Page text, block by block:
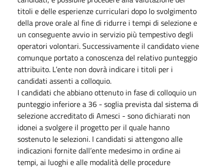
titoli e delle esperienze curriculari dopo lo svolgimento
della prove orale al fine di ridurre i tempi di selezione e
un conseguente avvio in servizio più tempestivo degli
operatori volontari. Successivamente il candidato viene
comunque portato a conoscenza del relativo punteggio
attribuito. L’ente non dovrà indicare i titoli per i
candidati assenti a colloquio.
I candidati che abbiano ottenuto in fase di colloquio un
punteggio inferiore a 36 - soglia prevista dal sistema di
selezione accreditato di Amesci - sono dichiarati non
idonei a svolgere il progetto per il quale hanno
sostenuto le selezioni. I candidati si attengono alle
indicazioni fornite dall’ente medesimo in ordine ai
tempi, ai luoghi e alle modalità delle procedure